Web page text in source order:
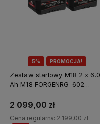
5% PROMOCJA!
Zestaw startowy M18 2 x 6.0
Ah M18 FORGENRG-602
2 099,00 zł
Cena regularna: 2 199,00 zł